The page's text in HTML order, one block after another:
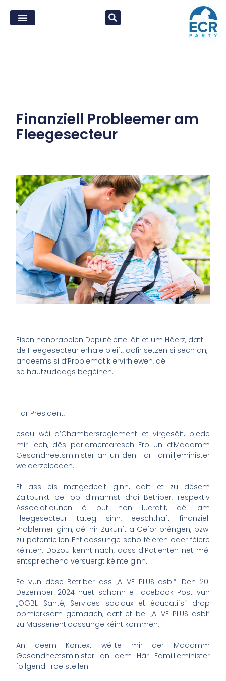
Finanziell Probleemer am
Fleegesecteur
Eisen honorabelen Deputéierte läit et um Häerz, datt
de Fleegesecteur erhale bleift, dofir setzen si sech an,
andeems si d’Problematik ervirhiewen, déi
se hautzudaags begéinen.
Här President,
esou wéi d’Chambersreglement et virgesäit, biede
mir Iech, dës parlamentaresch Fro un d’Madamm
Gesondheetsminister an un den Här Familljeminister
weiderzeleeden.
Et ass eis matgedeelt ginn, datt et zu dësem
Zäitpunkt bei op d‘mannst dräi Betriber, respektiv
Associatiounen à but non lucratif, déi am
Fleegesecteur täteg sinn, eeschthaft finanziell
Problemer ginn, déi hir Zukunft a Gefor bréngen, bzw.
zu potentiellen Entloossunge scho féieren oder féiere
kéinten. Dozou kënnt nach, dass d’Patienten net méi
entspriechend versuergt kéinte ginn.
Ee vun dëse Betriber ass „ALIVE PLUS asbl“. Den 20.
Dezember 2024 huet schonn e Facebook-Post vun
„OGBL Santé, Services sociaux et éducatifs“ drop
opmierksam gemaach, datt et bei „ALIVE PLUS asbl“
zu Massenentloossunge kéint kommen.
An deem Kontext wéilte mir der Madamm
Gesondheetsminister an dem Här Familljeminister
follgend Froe stellen: